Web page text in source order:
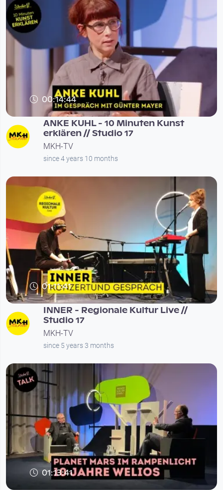
00:14:44
ANKE KUHL - 10 Minuten Kunst
erklären // Studio 17
MKH-TV
since 4 years 10 months
01:11:41
INNER - Regionale Kultur Live //
Studio 17
MKH-TV
since 5 years 3 months
01:13:41